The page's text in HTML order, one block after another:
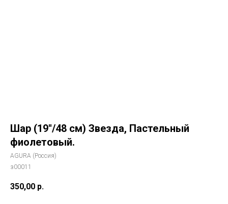
Шар (19''/48 см) Звезда, Пастельный
фиолетовый.
AGURA (Россия)
з00011
350,00 р.